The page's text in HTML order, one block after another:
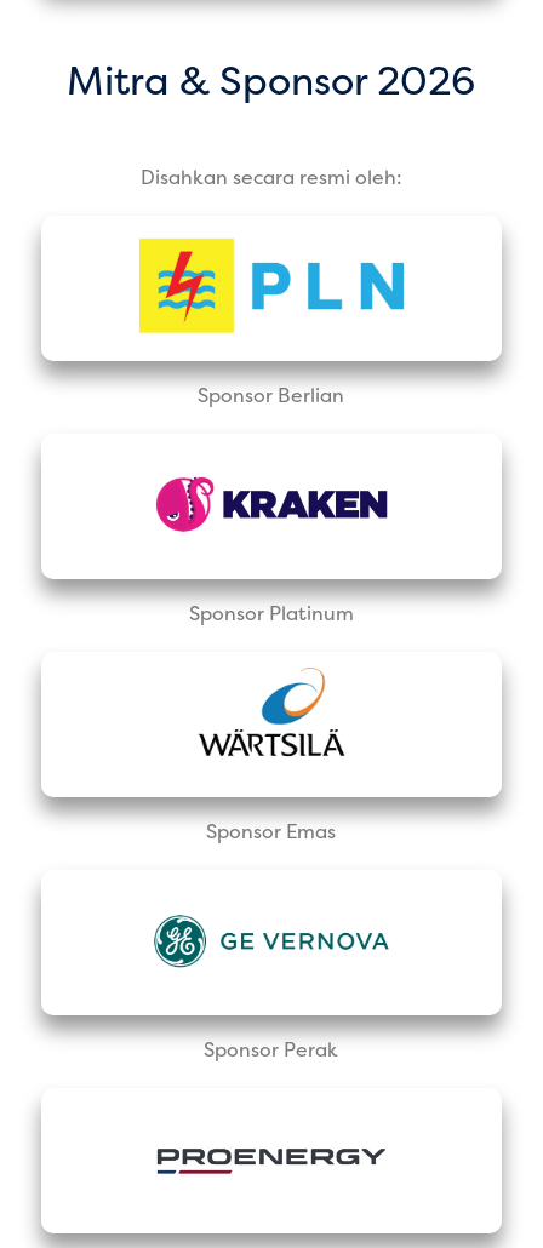
Mitra & Sponsor 2026
Disahkan secara resmi oleh:
Sponsor Berlian
Sponsor Platinum
Sponsor Emas
Sponsor Perak